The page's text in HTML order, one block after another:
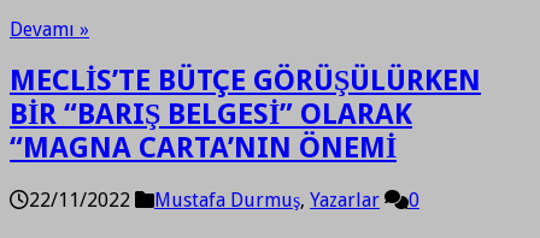
Devamı »
MECLİS’TE BÜTÇE GÖRÜŞÜLÜRKEN
BİR “BARIŞ BELGESİ” OLARAK
“MAGNA CARTA’NIN ÖNEMİ
22/11/2022 Mustafa Durmuş, Yazarlar 0